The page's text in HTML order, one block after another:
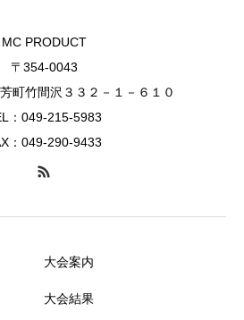
MC PRODUCT
〒354-0043
町竹間沢３３２－１－６１０
：049-215-5983
：049-290-9433
大会案内
大会結果